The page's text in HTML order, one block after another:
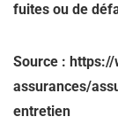
fuites ou de
Source :
assurances/
entretien